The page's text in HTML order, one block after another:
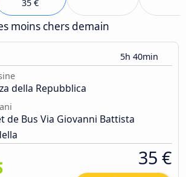
35 €
moins chers demain
5h 40min
della Repubblica
de Bus Via Giovanni Battista
35 €